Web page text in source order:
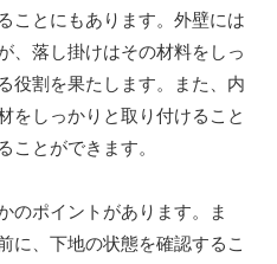
ことにもあります。外壁には
、落し掛けはその材料をしっ
役割を果たします。また、内
をしっかりと取り付けること
ことができます。
のポイントがあります。ま
に、下地の状態を確認するこ